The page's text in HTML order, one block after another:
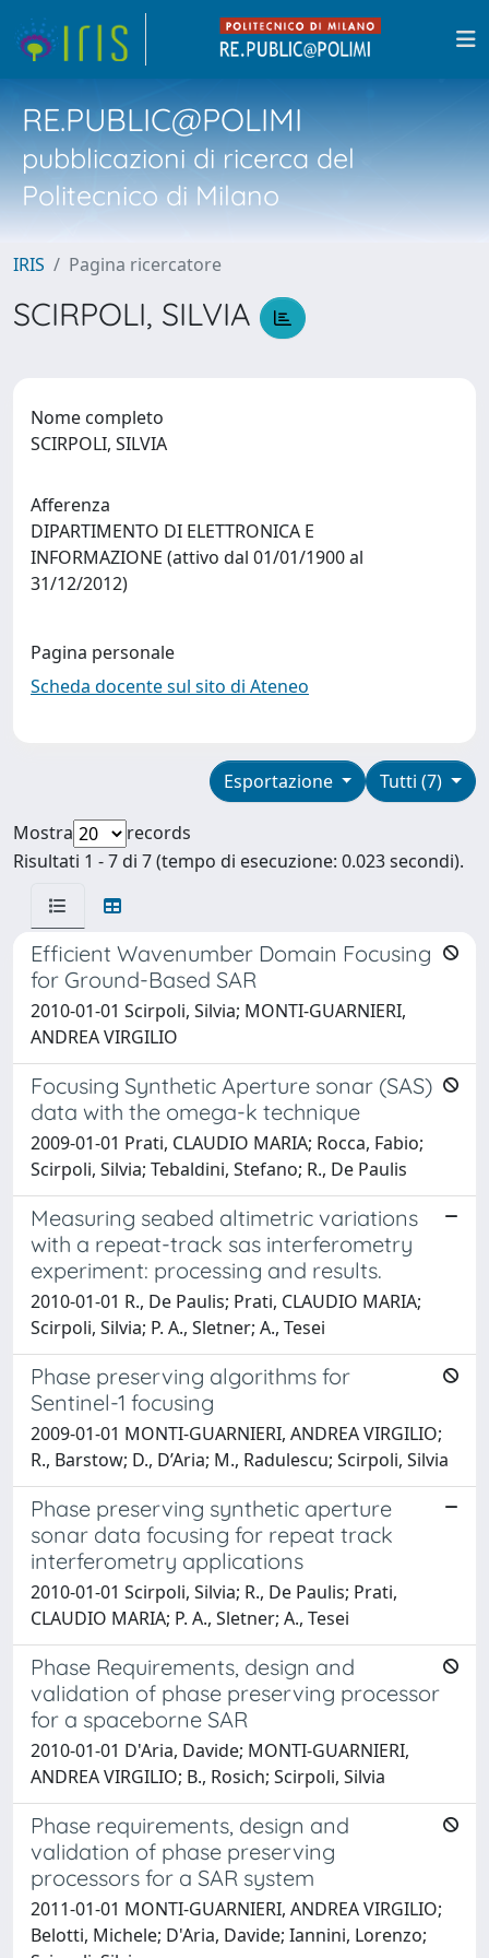
RE.PUBLIC@POLIMI
pubblicazioni di ricerca del
Politecnico di Milano
IRIS Pagina ricercatore
SCIRPOLI, SILVIA
Nome completo
SCIRPOLI, SILVIA
Afferenza
DIPARTIMENTO DI ELETTRONICA E
INFORMAZIONE (attivo dal 01/01/1900 al
31/12/2012)
Pagina personale
Scheda docente sul sito di Ateneo
Tutti (7)
Esportazione
Mostra
records
Risultati 1 - 7 di 7 (tempo di esecuzione: 0.023 secondi).
Efficient Wavenumber Domain Focusing
for Ground-Based SAR
2010-01-01 Scirpoli, Silvia; MONTI-GUARNIERI,
ANDREA VIRGILIO
Focusing Synthetic Aperture sonar (SAS)
data with the omega-k technique
2009-01-01 Prati, CLAUDIO MARIA; Rocca, Fabio;
Scirpoli, Silvia; Tebaldini, Stefano; R., De Paulis
Measuring seabed altimetric variations
with a repeat-track sas interferometry
experiment: processing and results.
2010-01-01 R., De Paulis; Prati, CLAUDIO MARIA;
Scirpoli, Silvia; P. A., Sletner; A., Tesei
Phase preserving algorithms for
Sentinel-1 focusing
2009-01-01 MONTI-GUARNIERI, ANDREA VIRGILIO;
R., Barstow; D., D’Aria; M., Radulescu; Scirpoli, Silvia
Phase preserving synthetic aperture
sonar data focusing for repeat track
interferometry applications
2010-01-01 Scirpoli, Silvia; R., De Paulis; Prati,
CLAUDIO MARIA; P. A., Sletner; A., Tesei
Phase Requirements, design and
validation of phase preserving processor
for a spaceborne SAR
2010-01-01 D'Aria, Davide; MONTI-GUARNIERI,
ANDREA VIRGILIO; B., Rosich; Scirpoli, Silvia
Phase requirements, design and
validation of phase preserving
processors for a SAR system
2011-01-01 MONTI-GUARNIERI, ANDREA VIRGILIO;
Belotti, Michele; D'Aria, Davide; Iannini, Lorenzo;